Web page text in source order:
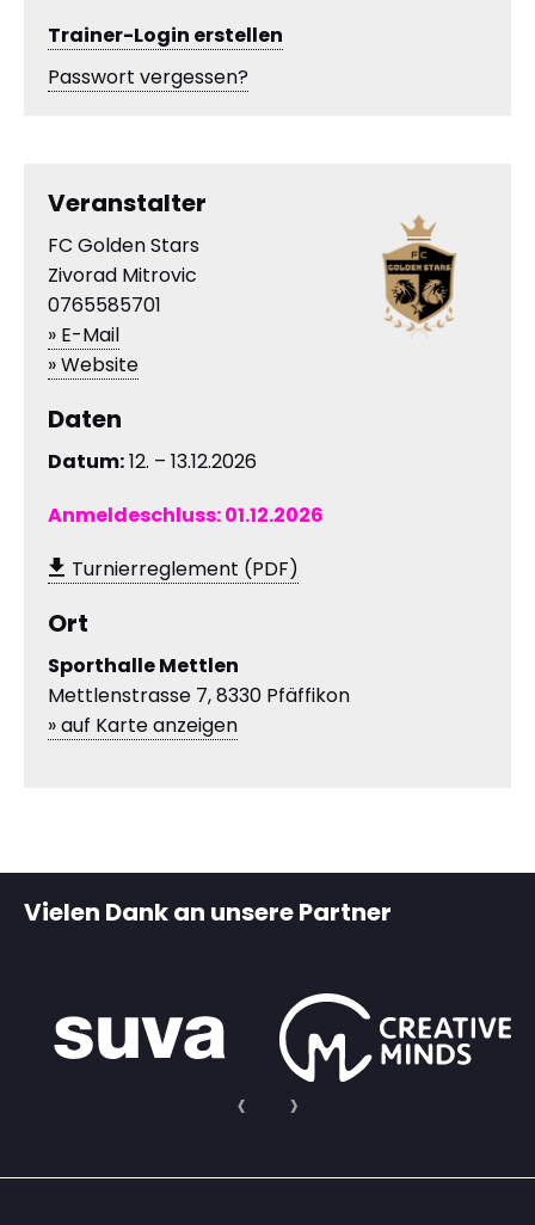
Trainer-Login erstellen
Passwort vergessen?
Veranstalter
FC Golden Stars
Zivorad Mitrovic
0765585701
» E-Mail
» Website
Daten
Datum:12. – 13.12.2026
Anmeldeschluss:01.12.2026
Turnierreglement (PDF)
Ort
Sporthalle Mettlen
Mettlenstrasse 7, 8330 Pfäffikon
» auf Karte anzeigen
Vielen Dank an unsere Partner